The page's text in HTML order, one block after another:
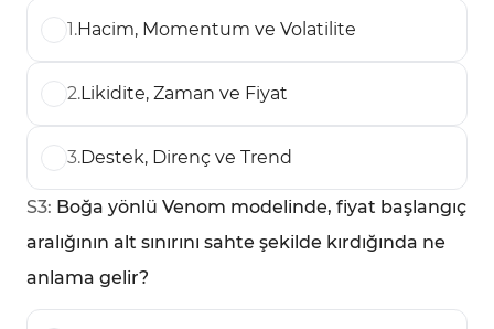
1.Hacim, Momentum ve Volatilite
2.Likidite, Zaman ve Fiyat
3.Destek, Direnç ve Trend
S3: Boğa yönlü Venom modelinde, fiyat başlangıç
aralığının alt sınırını sahte şekilde kırdığında ne
anlama gelir?